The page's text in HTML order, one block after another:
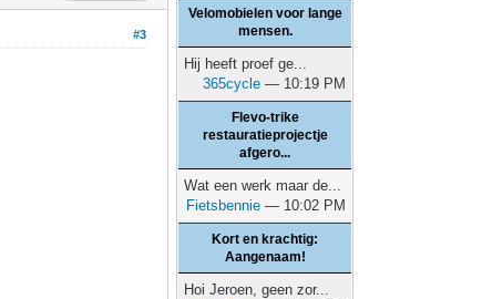
#3
Velomobielen voor lange
mensen.
Hij heeft proef ge...
365cycle — 10:19 PM
Flevo-trike
restauratieprojectje
afgero...
Wat een werk maar de...
Fietsbennie — 10:02 PM
Kort en krachtig:
Aangenaam!
Hoi Jeroen, geen zor...